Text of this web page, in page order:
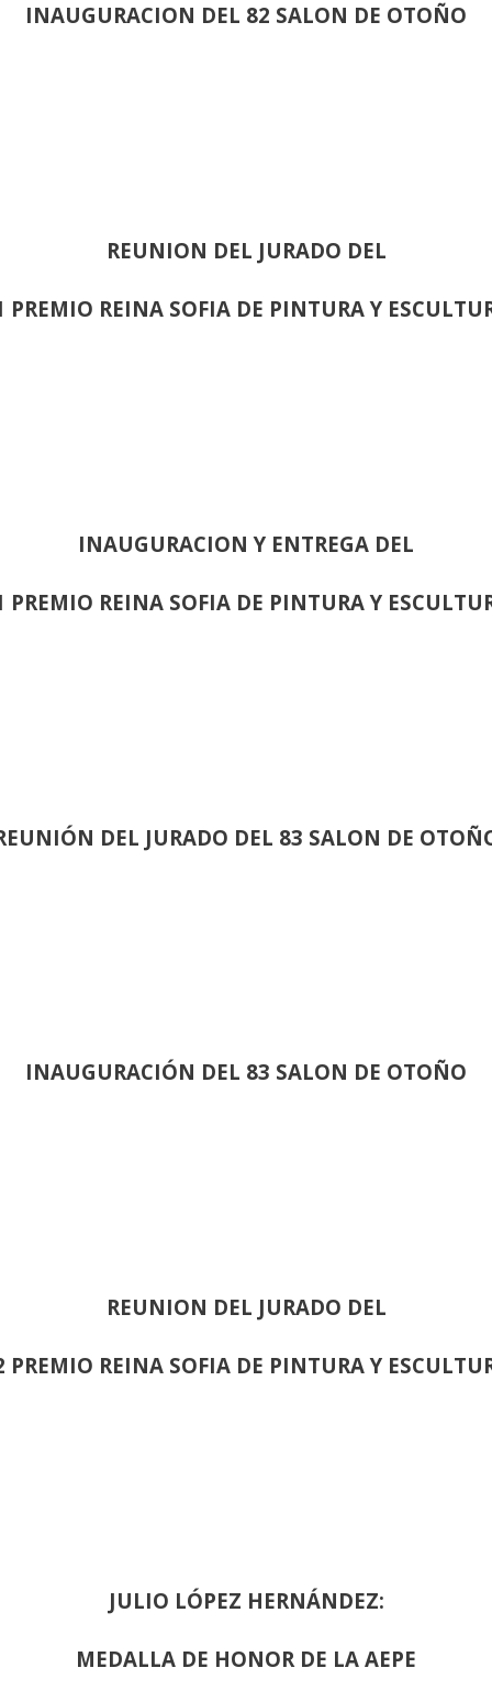
INAUGURACION DEL 82 SALON DE OTOÑO
REUNION DEL JURADO DEL
PREMIO REINA SOFIA DE PINTURA Y
INAUGURACION Y ENTREGA DEL
PREMIO REINA SOFIA DE PINTURA Y
DEL JURADO DEL 83 SALON DE
INAUGURACIÓN DEL 83 SALON DE OTOÑO
REUNION DEL JURADO DEL
PREMIO REINA SOFIA DE PINTURA Y
JULIO LÓPEZ HERNÁNDEZ:
MEDALLA DE HONOR DE LA AEPE